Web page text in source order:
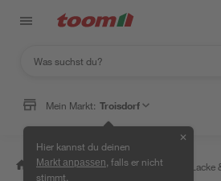
Mein Markt: Troisdorf
Hier kannst du deinen
Markt anpassen , falls er nicht
stimmt.
✕
/ Bauen & Renovieren / Farben,